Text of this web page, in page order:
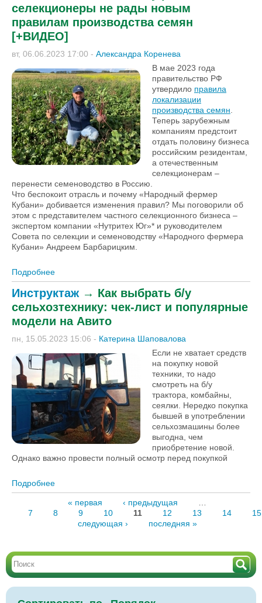
селекционеры не рады новым
правилам производства семян
[+ВИДЕО]
вт, 06.06.2023 17:00 - Александра Коренева
В мае 2023 года
правительство РФ
утвердило правила
локализации
производства семян
Теперь зарубежным
компаниям предстоит
отдать половину бизнеса
российским резидентам,
а отечественным
селекционерам –
перенести семеноводство в Россию.
Что беспокоит отрасль и почему «Народный фермер
Кубани» добивается изменения правил? Мы поговорили об
этом с представителем частного селекционного бизнеса –
экспертом компании «Нутритех Юг»* и руководителем
Совета по селекции и семеноводству «Народного фермера
Кубани» Андреем Барбарицким.
Подробнее
российские селекционеры не рады новым
правилам производства семян [+ВИДЕО]
Инструктаж → Как выбрать б/у
сельхозтехнику: чек-лист и популярные
модели на Авито
пн, 15.05.2023 15:06 - Катерина Шаповалова
Если не хватает средств
на покупку новой
техники, то надо
смотреть на б/у
трактора, комбайны,
сеялки. Нередко покупка
бывшей в употреблении
сельхозмашины более
выгодна, чем
приобретение новой.
Однако важно провести полный осмотр перед покупкой
Подробнее
популярные модели на Авито
« первая
‹ предыдущая
7
8 9 10 11 12 13 14
15
следующая ›
последняя »